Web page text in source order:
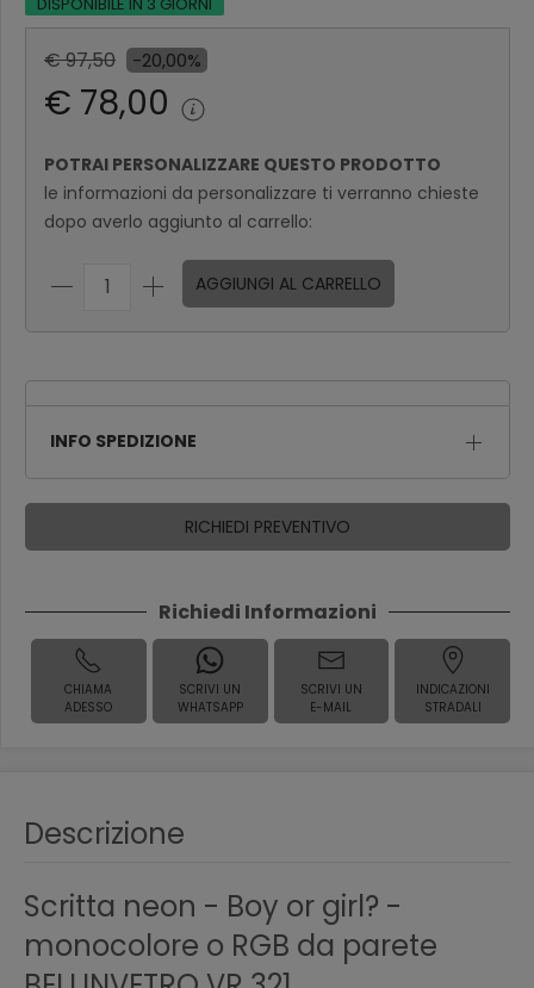
€ 97,50 -20,00%
€ 78,00
POTRAI PERSONALIZZARE QUESTO PRODOTTO
le informazioni da personalizzare ti verranno chieste
dopo averlo aggiunto al carrello:
AGGIUNGI AL CARRELLO
INFO SPEDIZIONE
RICHIEDI PREVENTIVO
Richiedi Informazioni
CHIAMA
ADESSO
SCRIVI UN
WHATSAPP
SCRIVI UN
E-MAIL
INDICAZIONI
STRADALI
Descrizione
Scritta neon - Boy or girl? -
monocolore o RGB da parete